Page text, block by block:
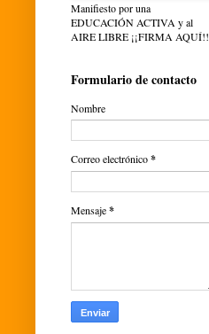
Manifiesto por una
EDUCACIÓN ACTIVA y al
AIRE LIBRE ¡¡FIRMA AQUÍ!!
Formulario de contacto
Nombre
Correo electrónico*
Mensaje*